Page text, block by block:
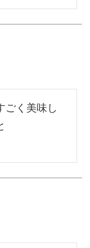
ごく美味し